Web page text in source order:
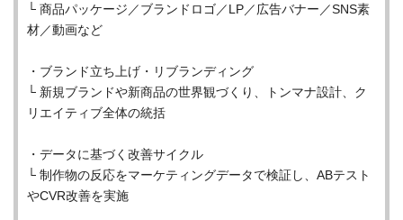
└ 商品パッケージ／ブランドロゴ／LP／広告バナー／SNS素
材／動画など
・ブランド立ち上げ・リブランディング
└ 新規ブランドや新商品の世界観づくり、トンマナ設計、ク
リエイティブ全体の統括
・データに基づく改善サイクル
└ 制作物の反応をマーケティングデータで検証し、ABテスト
やCVR改善を実施